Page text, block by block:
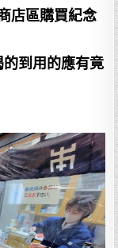
店區購買紀念
到用的應有竟